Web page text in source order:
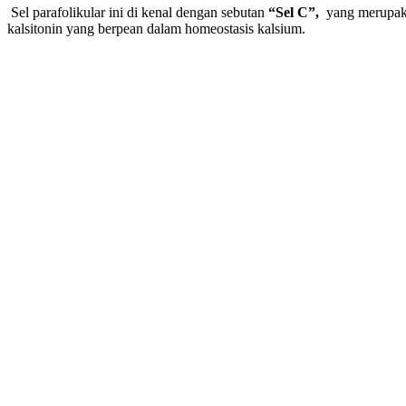
Sel parafolikular ini di kenal dengan sebutan “Sel C”, yang
kalsitonin yang berpean dalam homeostasis kalsium.